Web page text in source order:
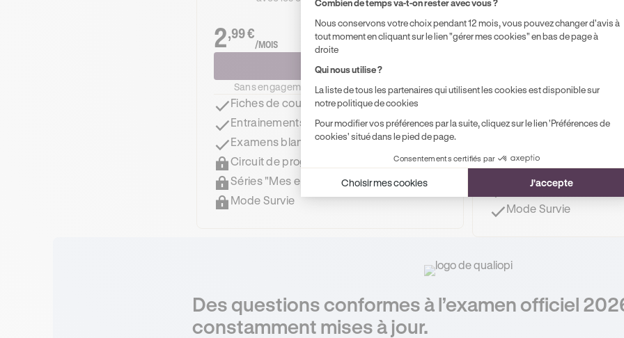
2,99 €
/MOIS
Je m’abonne
Sans engagement, annulez à tout moment.
Fiches de cours
Entrainements
Examens blancs
Circuit de progression guidé
Séries "Mes erreurs"
Mode Survie
3,99 €
Sans engagement,
Entrainements
Circuit de progression
Séries "Mes erreurs"
Mode Survie
Des questions conformes à l’examen officiel
constamment mises à jour.
Combien de temps va-t-on rester avec vous ?
Nous conservons votre choix pendant 12 mois, vous pouvez changer d'avis à
tout moment en cliquant sur le lien "gérer mes cookies" en bas de page à
droite
Qui nous utilise ?
La liste de tous les partenaires qui utilisent les cookies est disponible sur
notre politique de cookies
Pour modifier vos préférences par la suite, cliquez sur le lien 'Préférences de
cookies' situé dans le pied de page.
Consentements certifiés par
Choisir mes cookies J'accepte